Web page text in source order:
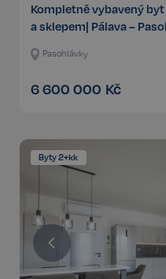
Kompletně vybavený
a sklepem| Pálava –
Pasohlávky
6 600 000 Kč
Byty 2+kk